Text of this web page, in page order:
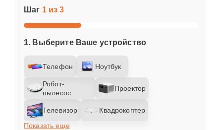
Шаг 1 из 3
1. Выберите Ваше устройство
Телефон Ноутбук
Робот-
пылесос
Проектор
Телевизор
Квадрокоптер
Показать еще